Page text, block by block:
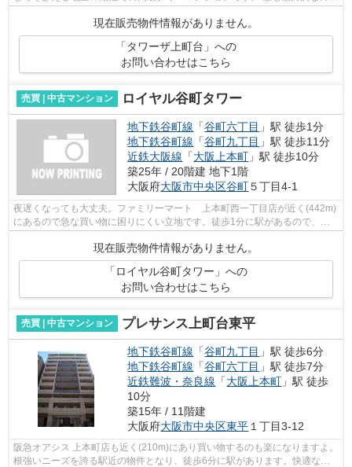
現在販売物件情報がありません。
「タワーザ上町台」への
お問い合わせはこちら
売買 | 中古マンション ロイヤル谷町タワー
地下鉄谷町線 「谷町六丁目 」駅 徒歩1分
地下鉄谷町線 「谷町九丁目 」駅 徒歩11分
近鉄大阪線 「大阪上本町 」駅 徒歩10分
築25年 / 20階建 地下1階
大阪府大阪市中央区谷町５丁目4-1
夜遅くなっても大丈夫。ファミリーマート 上本町西一丁目店が近く(442m)
にあるので急な買い物に困りにくい立地です。徒歩1分に駅があるので、歩
現在販売物件情報がありません。
「ロイヤル谷町タワー」への
お問い合わせはこちら
売買 | 中古マンション プレサンス上町台東平
地下鉄谷町線 「谷町九丁目 」駅 徒歩6分
地下鉄谷町線 「谷町六丁目 」駅 徒歩7分
近鉄難波・奈良線 「大阪上本町 」駅 徒歩
10分
築15年 / 11階建
大阪府大阪市中央区東平 １丁目3-12
阪急オアシス 上本町店も近く(210m)にあり買い物するのも楽になりますよ。
根強いニーズを誇る駅近の物件となり、徒歩6分に駅があります。快適な地